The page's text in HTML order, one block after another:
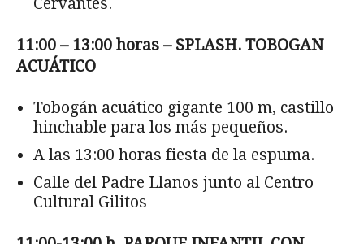
11:00 – 13:00 horas – SPLASH. TOBOGAN
ACUÁTICO
Tobogán acuático gigante 100 m, castillo
hinchable para los más pequeños.
A las 13:00 horas fiesta de la espuma.
Calle del Padre Llanos junto al Centro
Cultural Gilitos